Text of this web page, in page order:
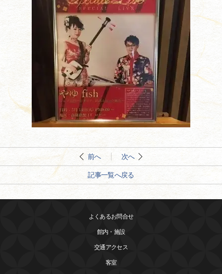
前へ 次へ
記事一覧へ戻る
よくあるお問合せ
館内・施設
交通アクセス
客室